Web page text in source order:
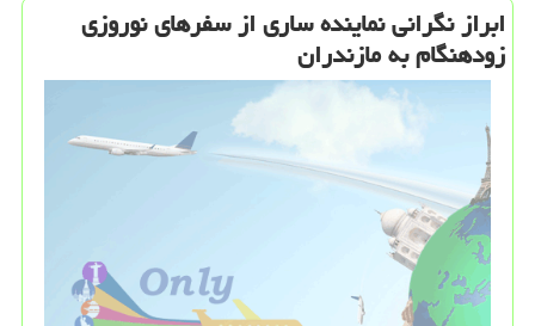
ابراز نگرانی نماینده ساری از سفرهای نوروزی
زودهنگام به مازندران